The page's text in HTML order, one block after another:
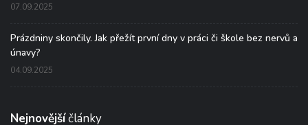
07.09.2025
Prázdniny skončily. Jak přežít první dny v práci či škole bez nervů a
únavy?
04.09.2025
Nejnovějšíčlánky